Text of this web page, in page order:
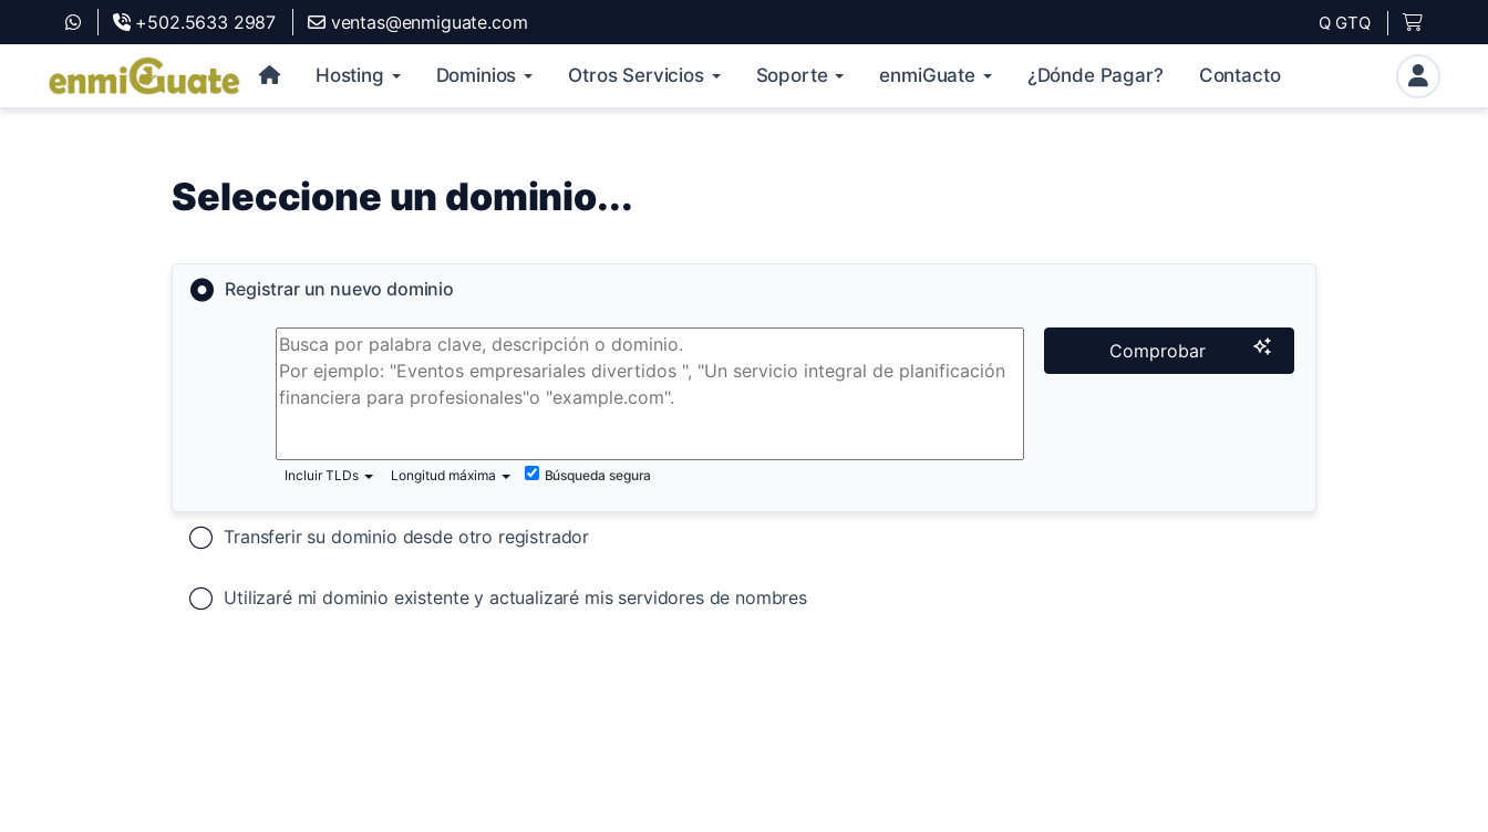
+502.5633 2987 ventas@enmiguate.com Q GTQ
Hosting Dominios Otros Servicios Soporte enmiGuate ¿Dónde Pagar? Contacto
Seleccione un dominio...
Registrar un nuevo dominio
Comprobar
Incluir TLDs Longitud máxima Búsqueda segura
Transferir su dominio desde otro registrador
Utilizaré mi dominio existente y actualizaré mis servidores de nombres